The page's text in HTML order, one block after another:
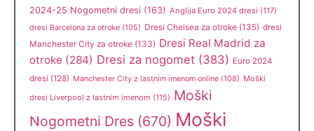
2024-25 Nogometni dresi (163) Anglija Euro 2024 dresi (117)
dresi Barcelona za otroke (105) Dresi Chelsea za otroke (135) dresi
Manchester City za otroke (133) Dresi Real Madrid za
otroke (284) Dresi za nogomet (383) Euro 2024
dresi (128) Manchester City z lastnim imenom online (108) Moški
dresi Liverpool z lastnim imenom (115) Moški
Nogometni Dres (670) Moški